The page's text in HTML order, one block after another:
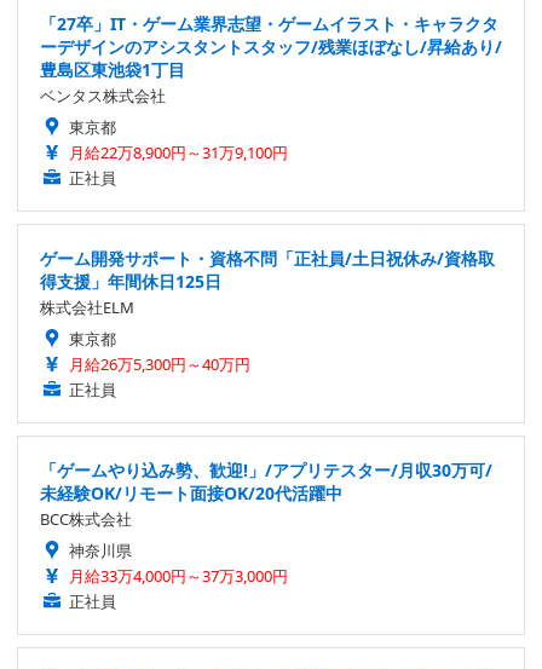
「27卒」IT・ゲーム業界志望・ゲームイラスト・キャラクタ
ーデザインのアシスタントスタッフ/残業ほぼなし/昇給あり/
豊島区東池袋1丁目
ベンタス株式会社
東京都
月給22万8,900円～31万9,100円
正社員
ゲーム開発サポート・資格不問「正社員/土日祝休み/資格取
得支援」年間休日125日
株式会社ELM
東京都
月給26万5,300円～40万円
正社員
「ゲームやり込み勢、歓迎!」/アプリテスター/月収30万可/
未経験OK/リモート面接OK/20代活躍中
BCC株式会社
神奈川県
月給33万4,000円～37万3,000円
正社員